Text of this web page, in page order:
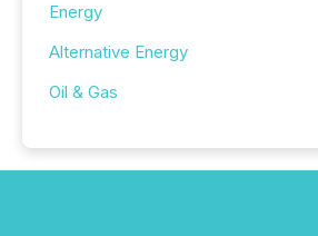
Energy
Alternative Energy
Oil & Gas